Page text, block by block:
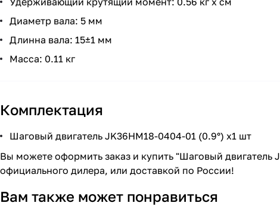
Диаметр вала: 5 мм
Длинна вала: 15±1 мм
Масса: 0.11 кг
Комплектация
Шаговый двигатель JK36HM18-0404-01 (0.9°) x1 шт
Вы можете оформить заказ и купить "Шаговый
официального дилера, или доставкой по России!
Вам также может понравиться